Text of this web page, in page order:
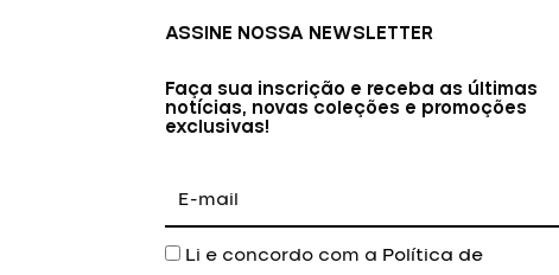
ASSINE NOSSA NEWSLETTER
Faça sua inscrição e receba as últimas
notícias, novas coleções e promoções
exclusivas!
mail
Aceite
Li e concordo com a Política de